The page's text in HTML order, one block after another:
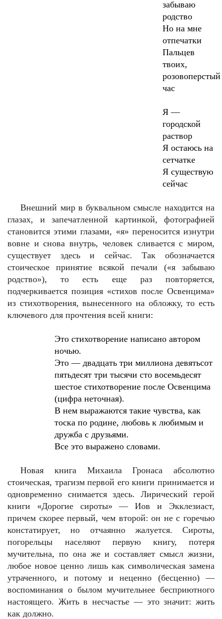
забываю
родство
Но на мне
отпечатки
Пальцев
твоих,
розовоперстый
час
Я —
городской
раствор
Я остаюсь на
сетчатке
Я существую
сейчас
Внешний мир в буквальном смысле находится на
глазах, и запечатленной картинкой, фотографией
становится этими глазами, «я» переносится изнутри
вовне и снова внутрь, человек сливается с миром,
существует здесь и сейчас. Так обозначается
стоическое принятие всякой печали («я забываю
родство»), то есть еще раз повторяется,
подчеркивается позиция «стихов после Освенцима»
из стихотворения, вынесенного на обложку, то есть
ключевого для прочтения всей книги:
Это стихотворение написано автором
ночью.
Это — двадцать три миллиона девятьсот
пятьдесят три тысячи сто восемьдесят
шестое стихотворение после Освенцима
(цифра неточная).
В нем выражаются такие чувства, как
тоска по родине, любовь к любимым и
дружба с друзьями.
Все это выражено словами.
Новая книга Михаила Гронаса абсолютно
стоическая, трагизм первой его книги принимается и
одновременно снимается здесь. Лирический герой
книги «Дорогие сироты» — Иов и Экклезиаст,
причем скорее первый, чем второй: он не с горечью
констатирует, но отчаянно жалуется. Сироты,
погорельцы населяют первую книгу, потеря
мучительна, по она же и составляет смысл жизни,
любое новое ценно лишь как символическая замена
утраченного, и потому и неценно (бесценно) —
воспоминания о былом мучительнее бесприютного
настоящего. Жить в несчастье — это значит: жить
как должно.